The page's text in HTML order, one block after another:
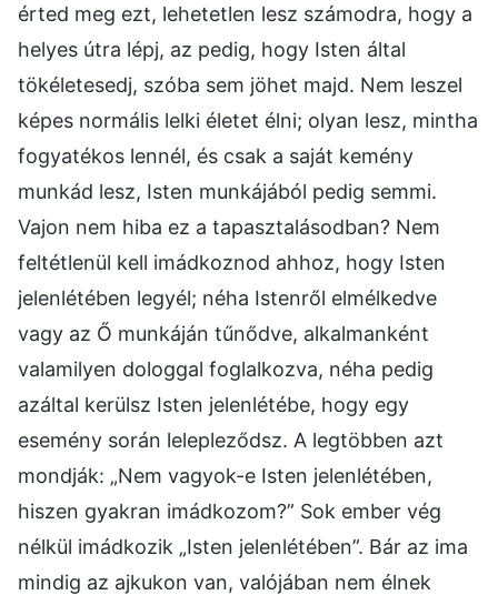
érted meg ezt, lehetetlen lesz számodra, hogy a
helyes útra lépj, az pedig, hogy Isten által
tökéletesedj, szóba sem jöhet majd. Nem leszel
képes normális lelki életet élni; olyan lesz, mintha
fogyatékos lennél, és csak a saját kemény
munkád lesz, Isten munkájából pedig semmi.
Vajon nem hiba ez a tapasztalásodban? Nem
feltétlenül kell imádkoznod ahhoz, hogy Isten
jelenlétében legyél; néha Istenről elmélkedve
vagy az Ő munkáján tűnődve, alkalmanként
valamilyen dologgal foglalkozva, néha pedig
azáltal kerülsz Isten jelenlétébe, hogy egy
esemény során lelepleződsz. A legtöbben azt
mondják: „Nem vagyok-e Isten jelenlétében,
hiszen gyakran imádkozom?” Sok ember vég
nélkül imádkozik „Isten jelenlétében”. Bár az ima
mindig az ajkukon van, valójában nem élnek